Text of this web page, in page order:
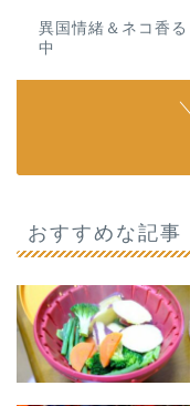
異国情緒＆ネコ香
中
おすすめな記事